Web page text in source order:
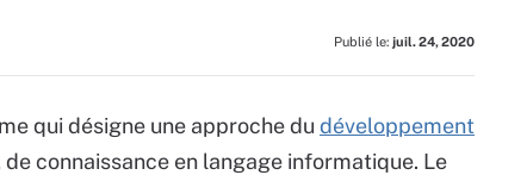
Publié le: juil. 24, 2020
qui désigne une approche du développement
connaissance en langage informatique. Le